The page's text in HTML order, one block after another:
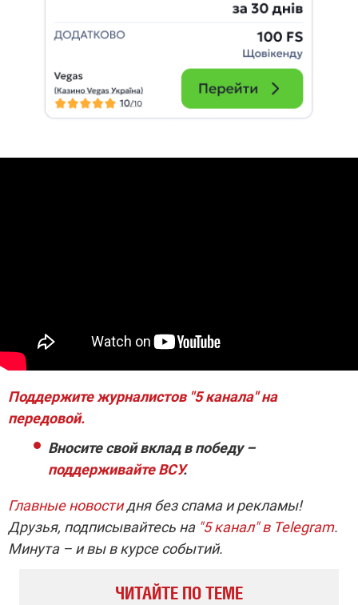
Поддержите журналистов "5 канала" на
передовой.
Вносите свой вклад в победу –
поддерживайте ВСУ.
Главные новостидня без спама и рекламы!
Друзья, подписывайтесь на "5 канал" в Telegram.
Минута – и вы в курсе событий.
ЧИТАЙТЕ ПО ТЕМЕ